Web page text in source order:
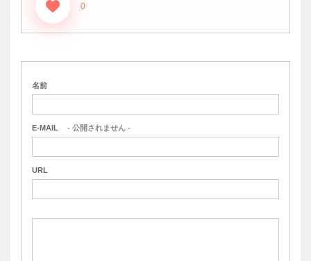
0
名前
E-MAIL - 公開されません -
URL